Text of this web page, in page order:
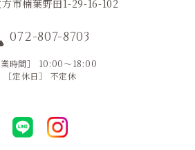
市楠葉野田1-29-16-102
072-807-8703
業時間］ 10:00～18:00
［定休日］ 不定休